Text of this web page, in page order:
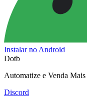
Instalar no Android
Dotb
Automatize e Venda
Discord